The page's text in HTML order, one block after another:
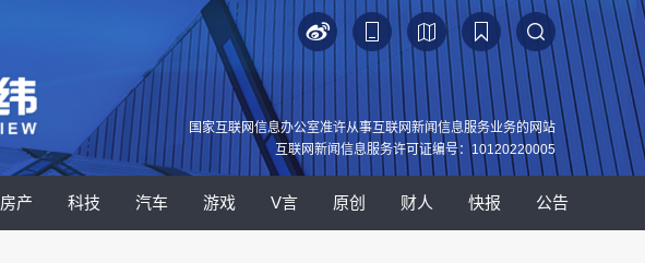
国家互联网信息办公室准许从事互联网新闻信息服务业务的网站
互联网新闻信息服务许可证编号：10120220005
房产 科技 汽车 游戏 V言 原创 财人 快报 公告